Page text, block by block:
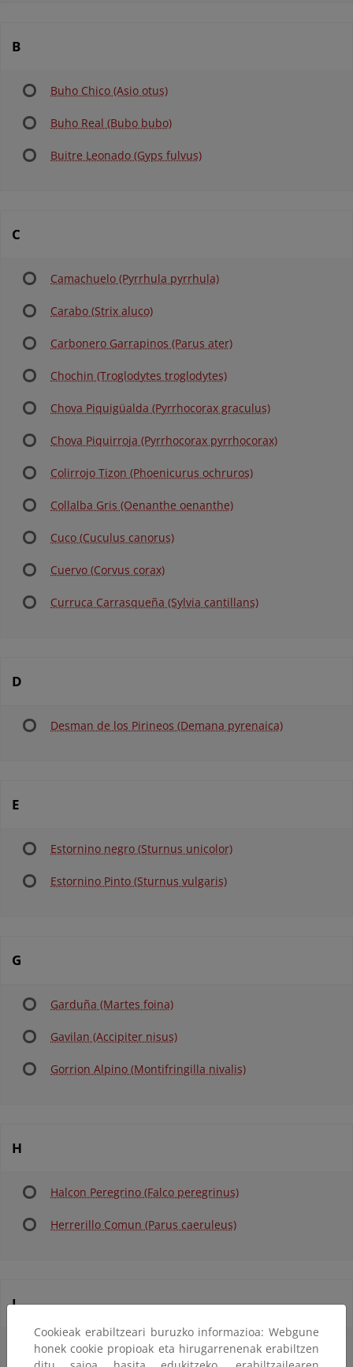
B
Buho Chico (Asio otus)
Buho Real (Bubo bubo)
Buitre Leonado (Gyps fulvus)
C
Camachuelo (Pyrrhula pyrrhula)
Carabo (Strix aluco)
Carbonero Garrapinos (Parus ater)
Chochin (Troglodytes troglodytes)
Chova Piquigüalda (Pyrrhocorax graculus)
Chova Piquirroja (Pyrrhocorax pyrrhocorax)
Colirrojo Tizon (Phoenicurus ochruros)
Collalba Gris (Oenanthe oenanthe)
Cuco (Cuculus canorus)
Cuervo (Corvus corax)
Curruca Carrasqueña (Sylvia cantillans)
D
Desman de los Pirineos (Demana pyrenaica)
E
Estornino negro (Sturnus unicolor)
Estornino Pinto (Sturnus vulgaris)
G
Garduña (Martes foina)
Gavilan (Accipiter nisus)
Gorrion Alpino (Montifringilla nivalis)
H
Halcon Peregrino (Falco peregrinus)
Herrerillo Comun (Parus caeruleus)
J
Jabali (Sus scrofa)
Cookieak erabiltzeari buruzko informazioa: Webgune
honek cookie propioak eta hirugarrenenak erabiltzen